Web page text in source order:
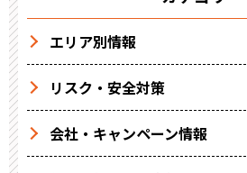
エリア別情報
リスク・安全対策
会社・キャンペーン情報